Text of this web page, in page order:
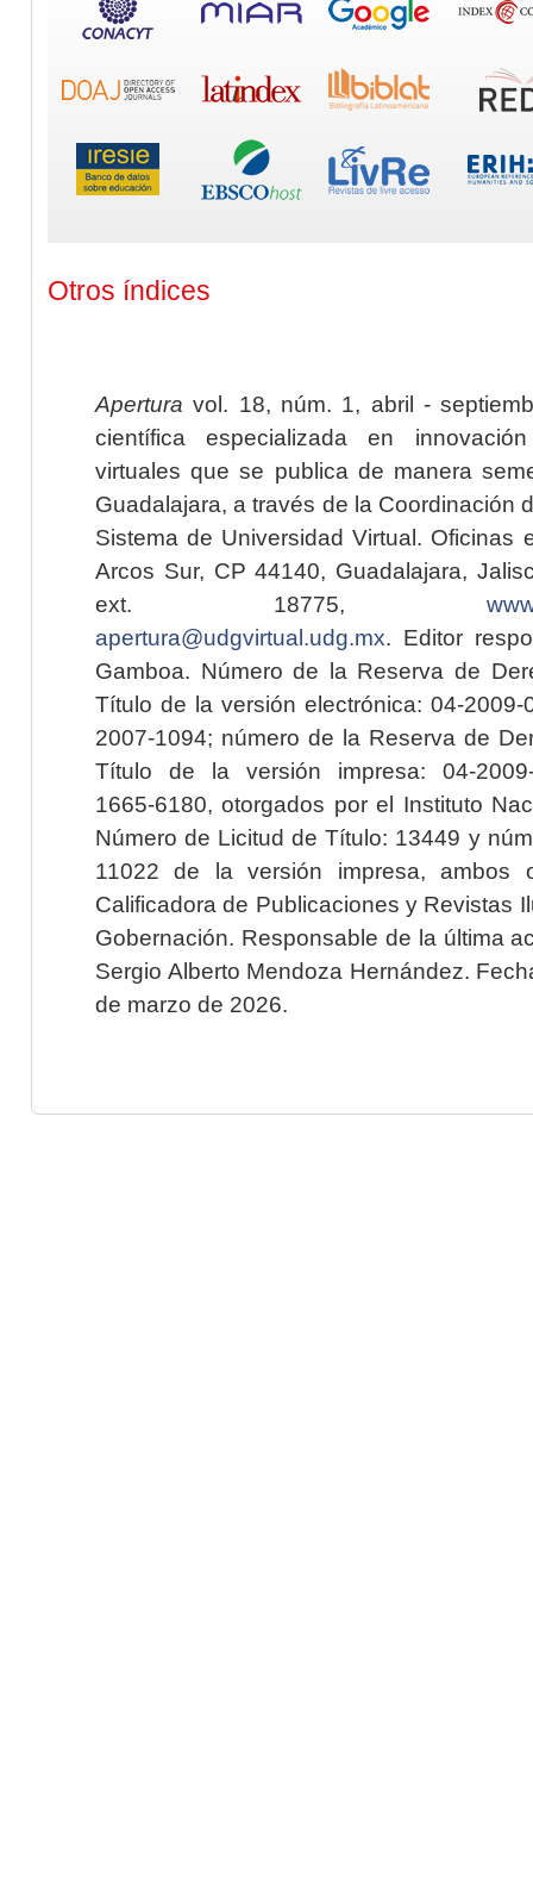
Otros índices
Apertura vol. 18, núm. 1, abril -
científica especializada en
virtuales que se publica de manera
Guadalajara, a través de la Coordinación
Sistema de Universidad Virtual. Oficinas
Arcos Sur, CP 44140, Guadalajara,
ext. 18775,
apertura@udgvirtual.udg.mx. Editor
Gamboa. Número de la Reserva de
Título de la versión electrónica: 04-2009-
2007-1094; número de la Reserva de
Título de la versión impresa: 04-2009-
1665-6180, otorgados por el Instituto
Número de Licitud de Título: 13449 y
11022 de la versión impresa, ambos
Calificadora de Publicaciones y Revistas
Gobernación. Responsable de la última
Sergio Alberto Mendoza Hernández.
de marzo de 2026.